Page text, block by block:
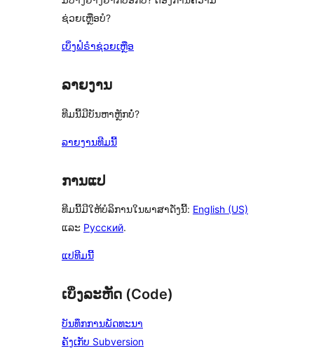
ຊ່ວຍເຫຼືອບໍ?
ເບິ່ງຟໍຣຳຊ່ວຍເຫຼືອ
ລາຍງານ
ທີມນີ້ມີບັນຫາຫຼັກບໍ່?
ລາຍງານທີມນີ້
ການແປ
ທີມນີ້ມີໃຫ້ບໍລິການໃນພາສາດັ່ງນີ້: English (US)
ແລະ Русский.
ແປທີມນີ້
ເບິ່ງລະຫັດ (Code)
ບັນທຶກການພັດທະນາ
ຄັງເກັບ Subversion